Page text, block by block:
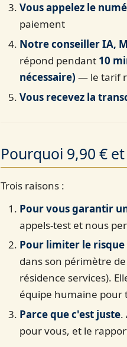
Vous appelez le
paiement
Notre conseiller IA,
répond pendant 10
nécessaire) — le tarif
Vous recevez la
Pourquoi 9,90 €
Trois raisons :
Pour vous garantir
appels-test et nous
Pour limiter le
dans son périmètre
résidence services).
équipe humaine pour
Parce que c'est juste.
pour vous, et le